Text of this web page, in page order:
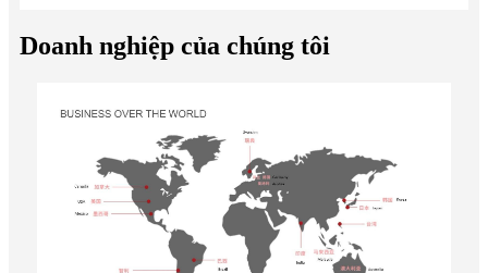
Doanh nghiệp của chúng tôi